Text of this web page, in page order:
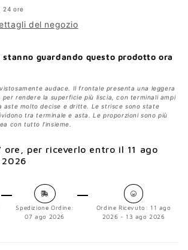
24 ore
del negozio
stanno guardando questo prodotto ora
audace. Il frontale presenta una leggera
per rendere la superficie più liscia, con terminali ampi
aste molto decise e dritte. Le strisce sono state
tra terminale e asta. Le proporzioni sono più
con tutto l’insieme.
ore , per riceverlo entro il 11 ago
Spedizione Ordine:
07 ago 2026
Ordine Ricevuto: 11 ago
2026 - 13 ago 2026